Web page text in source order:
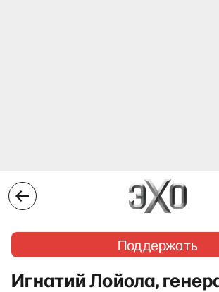
Поддержать
Игнатий Лойола,